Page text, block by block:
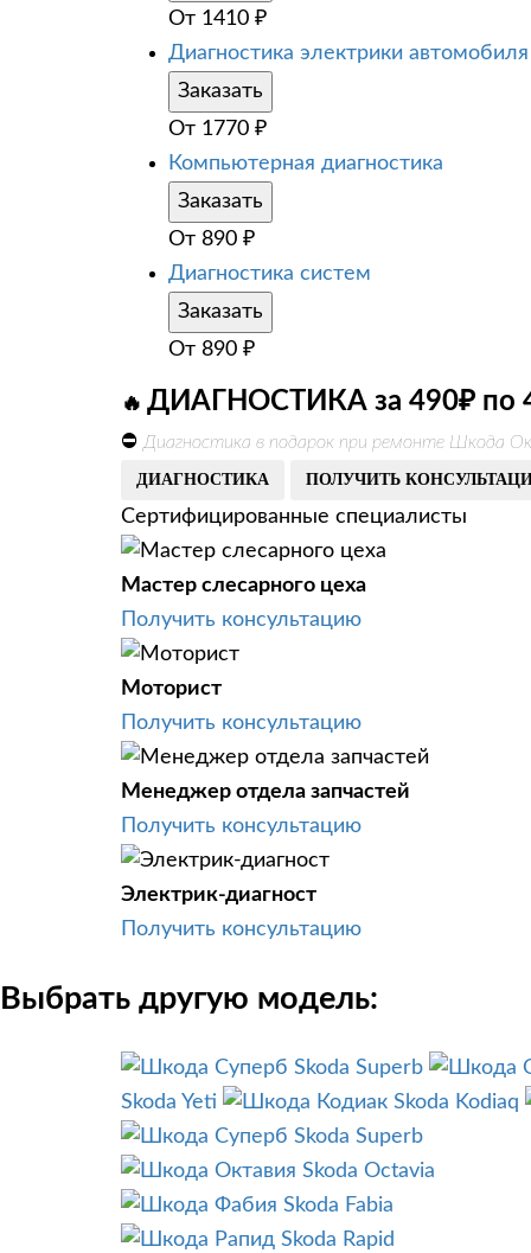
От 1410 ₽
Диагностика электрики автомобиля
Заказать
От 1770 ₽
Компьютерная диагностика
Заказать
От 890 ₽
Диагностика систем
Заказать
От 890 ₽
🔥 ДИАГНОСТИКА за 490₽ по
⛔ Диагностика в подарок при ремонте Шкода
ДИАГНОСТИКА ПОЛУЧИТЬ
Сертифицированные специалисты
Мастер слесарного цеха
Получить консультацию
Моторист
Получить консультацию
Менеджер отдела запчастей
Получить консультацию
Электрик-диагност
Получить консультацию
Выбрать другую модель:
Skoda Superb
Skoda Yeti
Skoda Kodiaq
Skoda Superb
Skoda Octavia
Skoda Fabia
Skoda Rapid